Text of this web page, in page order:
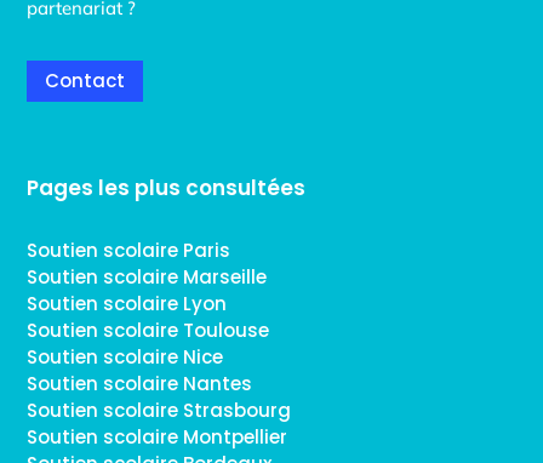
partenariat ?
Contact
Pages les plus consultées
Soutien scolaire Paris
Soutien scolaire Marseille
Soutien scolaire Lyon
Soutien scolaire Toulouse
Soutien scolaire Nice
Soutien scolaire Nantes
Soutien scolaire Strasbourg
Soutien scolaire Montpellier